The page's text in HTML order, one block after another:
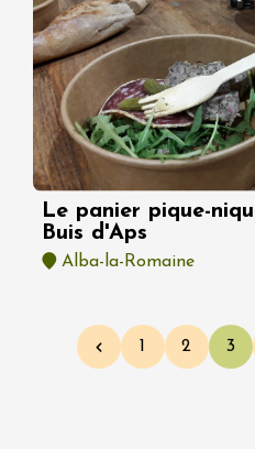
Le panier pique-
Buis d'Aps
Alba-la-Romaine
Pagination
Page précédente
Page
1 Page
2 3